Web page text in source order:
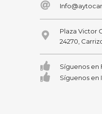
Plaza Victor
24270,
Síguenos en
Síguenos en